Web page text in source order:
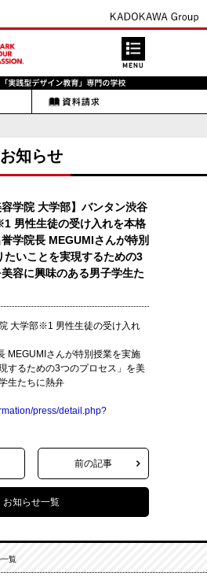
お知らせ
容学院 大学部】バンタン渋谷
男性生徒の受け入れを本格
学院長 MEGUMIさんが特別
たいことを実現するための3
容に興味のある男子学生た
大学部※1 男性生徒の受け入れ
MEGUMIさんが特別授業を実施
するための3つのプロセス」を美
生たちに熱弁
press/detail.php?
前の記事
お知らせ一覧
覧